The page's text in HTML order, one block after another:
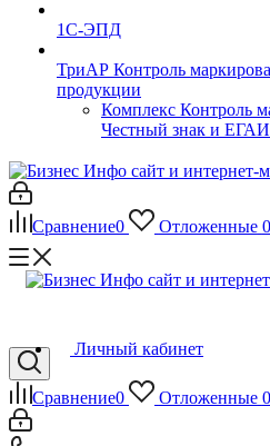
1С-ЭПД
ТриАР Контроль
продукции
Комплекс Контроль
Честный знак и
Сравнение0 Отложенные 0
Сравнение0 Отложенные 0
Личный кабинет